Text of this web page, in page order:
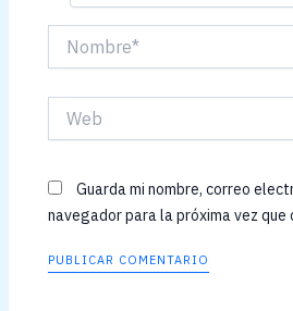
Nombre*
Guarda mi nombre, correo
navegador para la próxima vez que